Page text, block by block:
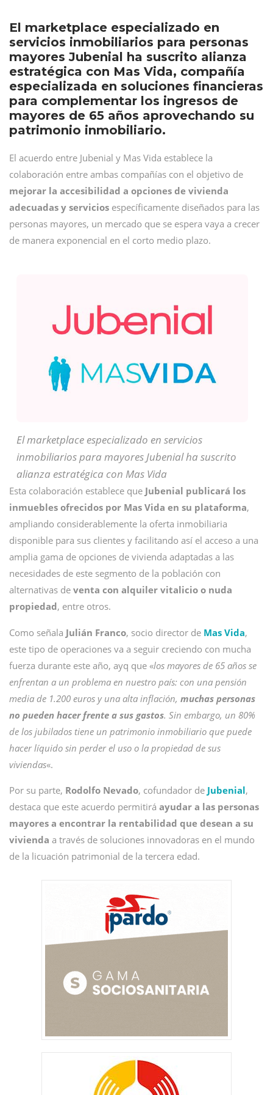
El marketplace especializado en
servicios inmobiliarios para personas
mayores Jubenial ha suscrito alianza
estratégica con Mas Vida, compañía
especializada en soluciones financieras
para complementar los ingresos de
mayores de 65 años aprovechando su
patrimonio inmobiliario.
El acuerdo entre Jubenial y Mas Vida establece la
colaboración entre ambas compañías con el objetivo de
mejorar la accesibilidad a opciones de vivienda
adecuadas y servicios específicamente diseñados para las
personas mayores, un mercado que se espera vaya a crecer
de manera exponencial en el corto medio plazo.
El marketplace especializado en servicios
inmobiliarios para mayores Jubenial ha suscrito
alianza estratégica con Mas Vida
Esta colaboración establece que Jubenial publicará los
inmuebles ofrecidos por Mas Vida en su plataforma,
ampliando considerablemente la oferta inmobiliaria
disponible para sus clientes y facilitando así el acceso a una
amplia gama de opciones de vivienda adaptadas a las
necesidades de este segmento de la población con
alternativas de venta con alquiler vitalicio o nuda
propiedad, entre otros.
Como señala Julián Franco, socio director de Mas Vida,
este tipo de operaciones va a seguir creciendo con mucha
fuerza durante este año, ayq que «los mayores de 65 años se
enfrentan a un problema en nuestro país: con una pensión
media de 1.200 euros y una alta inflación, muchas personas
no pueden hacer frente a sus gastos. Sin embargo, un 80%
de los jubilados tiene un patrimonio inmobiliario que puede
hacer líquido sin perder el uso o la propiedad de sus
viviendas«.
Por su parte, Rodolfo Nevado, cofundador de Jubenial,
destaca que este acuerdo permitirá ayudar a las personas
mayores a encontrar la rentabilidad que desean a su
vivienda a través de soluciones innovadoras en el mundo
de la licuación patrimonial de la tercera edad.